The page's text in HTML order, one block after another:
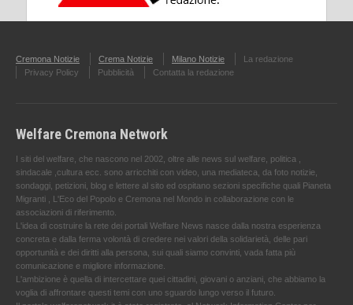
Cremona Notizie Crema Notizie Milano Notizie
La redazione
Privacy Policy
Pubblicità Contatta la redazione
Welfare Cremona Network
I siti del welfare, che nascono nel 2002, oltre alle news sul welfare, politica ,
sindacale ,cultura ecc. sono arricchiti con video, una mediateca, da foto notizie,
sondaggi, petizioni, blog e lettere al sito ed ospitano sezioni specifiche quali Pianeta
Migranti , L'Eco del Popolo e Cremona nel Mondo in collaborazione con le
associazioni di riferimento.
L'idea di costruire la rete dei portali Welfare News nasce dalla nostra esperienza
concreta e dalla ferma volontà di credere nei valori della solidarietà, delle pari
opportunità e dei diritti alla persona, sui quali siamo convinti, vada fatta più
comunicazione e migliore informazione.
L'ambizione è quella di intercettare quei cittadini, giovani o anziani, che abbiamo la
voglia di affrontare questi temi con uno sguardo lungo verso il futuro.